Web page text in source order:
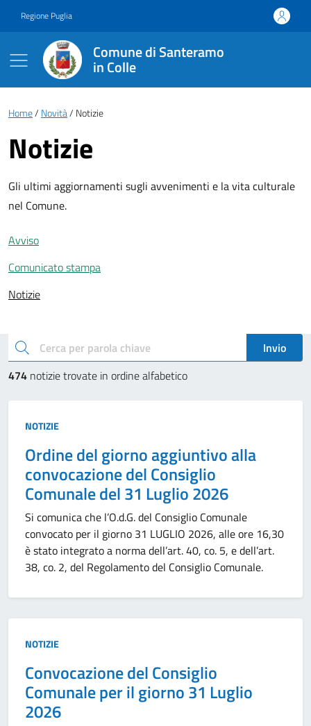
Regione Puglia
Comune di Santeramo
in Colle
Briciole di pane
Home Novità Notizie
Notizie
Gli ultimi aggiornamenti sugli avvenimenti e la vita culturale
nel Comune.
Avviso
Comunicato stampa
Notizie
Esplora le novità
cerca
Invio
474 notizie trovate in ordine alfabetico
Tipo:
NOTIZIE
Ordine del giorno aggiuntivo alla
convocazione del Consiglio
Comunale del 31 Luglio 2026
Si comunica che l’O.d.G. del Consiglio Comunale
convocato per il giorno 31 LUGLIO 2026, alle ore 16,30
è stato integrato a norma dell’art. 40, co. 5, e dell’art.
38, co. 2, del Regolamento del Consiglio Comunale.
Tipo:
NOTIZIE
Convocazione del Consiglio
Comunale per il giorno 31 Luglio
2026